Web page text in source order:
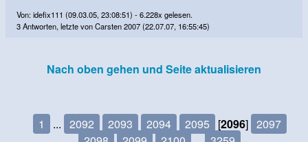
Von: idefix111 (09.03.05, 23:08:51) - 6.228x gelesen.
3 Antworten, letzte von Carsten 2007 (22.07.07, 16:55:45)
Nach oben gehen und Seite aktualisieren
1 ... 2092 2093 2094 2095 [2096] 2097